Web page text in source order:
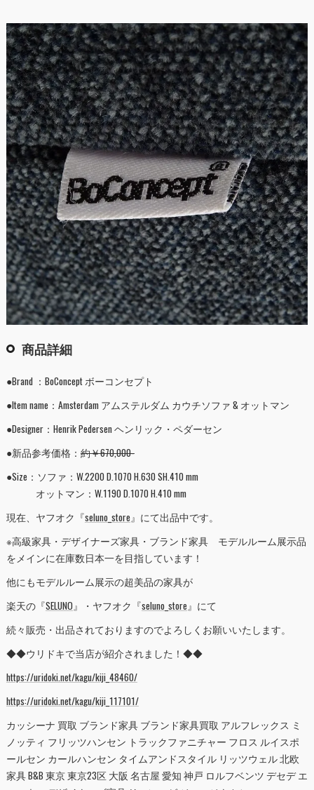
商品詳細
●Brand ：BoConcept ボーコンセプト
●Item name：Amsterdam アムステルダム カウチソファ & オットマン
●Designer：Henrik Pedersen ヘンリック・ペダーセン
●新品参考価格： 約￥670,000-
●Size：ソファ：W.2200 D.1070 H.630 SH.410 mm
オットマン：W.1190 D.1070 H.410 mm
現在、ヤフオク『seluno_store』にて出品中です。
※高級家具・デザイナーズ家具・ブランド家具 モデルルーム展示品
をメインに在庫数日本一を目指しています！
他にもモデルルーム展示の超美品の家具が
楽天の『SELUNO』・ヤフオク『seluno_store』にて
続々販売・出品されておりますのでよろしくお願いいたします。
◆◆ウリドキで当店が紹介されました！◆◆
https://uridoki.net/kagu/kiji_48460/
https://uridoki.net/kagu/kiji_117101/
カッシーナ 買取 ブランド家具 ブランド家具買取 アルフレックス ミ
ノッティ フリッツハンセン トラックファニチャー フロス ルイスポ
ールセン カールハンセン タイムアンドスタイル リッツウェル 北欧
家具 B&B 東京 東京23区 大阪 名古屋 愛知 神戸 ロルフベンツ デセデ エ